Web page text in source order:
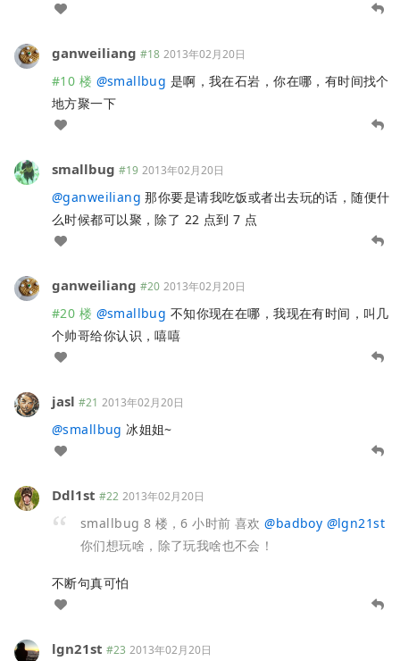
ganweiliang #18 2013年02月20日
#10 楼 @smallbug 是啊，我在石岩，你在哪，有时间找个
地方聚一下
smallbug #19 2013年02月20日
@ganweiliang 那你要是请我吃饭或者出去玩的话，随便什
么时候都可以聚，除了 22 点到 7 点
ganweiliang #20 2013年02月20日
#20 楼 @smallbug 不知你现在在哪，我现在有时间，叫几
个帅哥给你认识，嘻嘻
jasl #21 2013年02月20日
@smallbug 冰姐姐~
Ddl1st #22 2013年02月20日
smallbug 8 楼，6 小时前 喜欢@badboy @lgn21st
你们想玩啥，除了玩我啥也不会！
不断句真可怕
lgn21st #23 2013年02月20日